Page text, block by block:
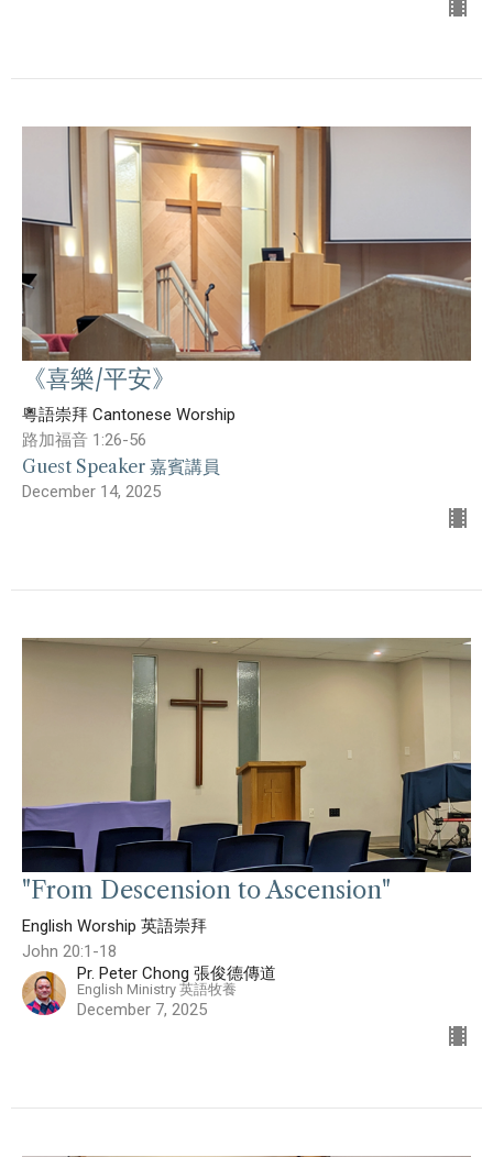
《喜樂/平安》
粵語崇拜 Cantonese Worship
路加福音 1:26-56
Guest Speaker 嘉賓講員
December 14, 2025
"From Descension to Ascension"
English Worship 英語崇拜
John 20:1-18
Pr. Peter Chong 張俊德傳道
English Ministry 英語牧養
December 7, 2025